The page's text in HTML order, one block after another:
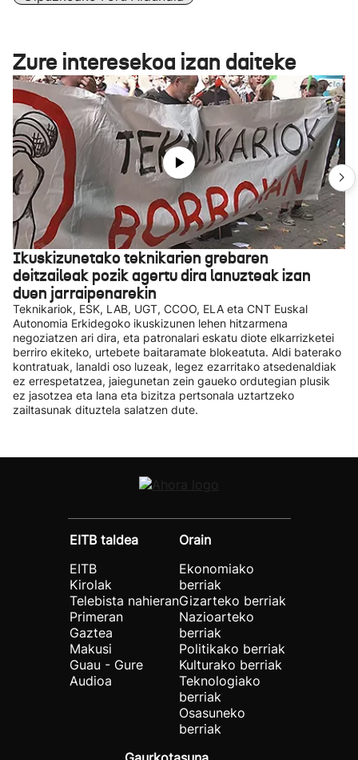
Zure interesekoa izan daiteke
Ikuskizunetako teknikarien grebaren
deitzaileak pozik agertu dira lanuzteak izan
duen jarraipenarekin
Teknikariok, ESK, LAB, UGT, CCOO, ELA eta CNT Euskal
Autonomia Erkidegoko ikuskizunen lehen hitzarmena
negoziatzen ari dira, eta patronalari eskatu diote elkarrizketei
berriro ekiteko, urtebete baitaramate blokeatuta. Aldi baterako
kontratuak, lanaldi oso luzeak, legez ezarritako atsedenaldiak
ez errespetatzea, jaiegunetan zein gaueko ordutegian plusik
ez jasotzea eta lana eta bizitza pertsonala uztartzeko
zailtasunak dituztela salatzen dute.
EITB taldea
EITB
Kirolak
Telebista nahieran
Primeran
Gaztea
Makusi
Guau - Gure
Audioa
Orain
Ekonomiako
berriak
Gizarteko berriak
Nazioarteko
berriak
Politikako berriak
Kulturako berriak
Teknologiako
berriak
Osasuneko
berriak